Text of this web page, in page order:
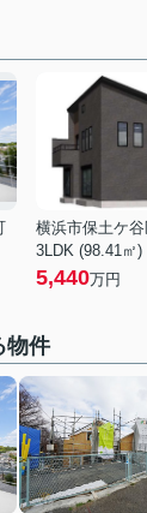
3LDK (98.41㎡)
5,440万円
物件